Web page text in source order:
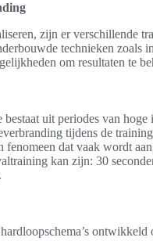
zijn er verschillende
technieken zoals
om resultaten te
uit periodes van
tijdens de
fenomeen dat vaak wordt
kan zijn: 30